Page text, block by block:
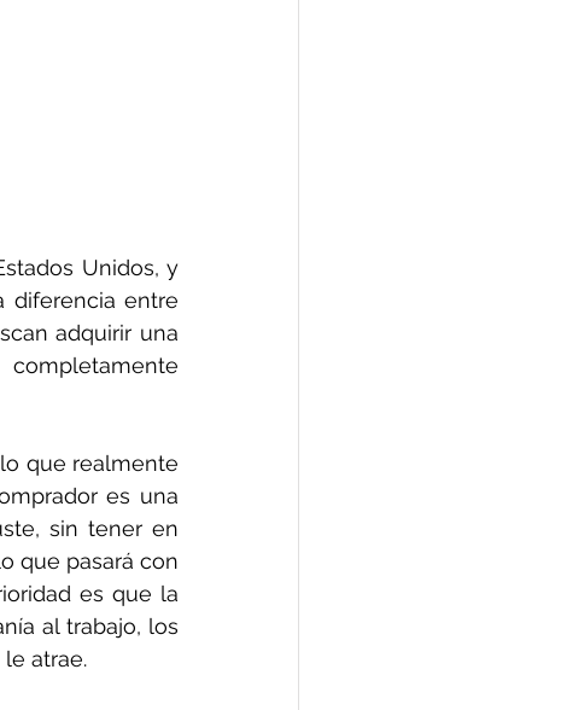
diferencia entre
adquirir una
que realmente
es una
sin tener en
que pasará con
es que la
al trabajo, los
atrae.